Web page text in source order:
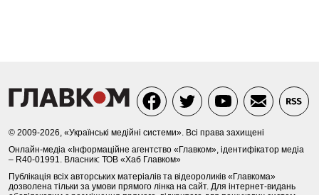
© 2009-2026, «Українські медійні системи». Всі права захищені
Онлайн-медіа «Інформаційне агентство «Главком», ідентифікатор медіа
– R40-01991. Власник: ТОВ «Хаб Главком»
Публікація всіх авторських матеріалів та відеороликів «Главкома»
дозволена тільки за умови прямого лінка на сайт. Для інтернет-видань